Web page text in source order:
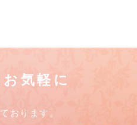
気軽に
おります。